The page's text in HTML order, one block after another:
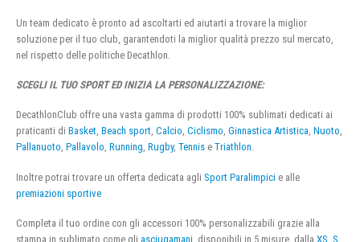
Un team dedicato è pronto ad ascoltarti ed aiutarti a trovare la miglior
soluzione per il tuo club, garantendoti la miglior qualità prezzo sul mercato,
nel rispetto delle politiche Decathlon.
SCEGLI IL TUO SPORT ED INIZIA LA PERSONALIZZAZIONE:
DecathlonClub offre una vasta gamma di prodotti 100% sublimati dedicati ai
praticanti di Basket, Beach sport, Calcio, Ciclismo, Ginnastica Artistica, Nuoto,
Pallanuoto, Pallavolo, Running, Rugby, Tennis e Triathlon.
Inoltre potrai trovare un offerta dedicata agli Sport Paralimpici e alle
premiazioni sportive
Completa il tuo ordine con gli accessori 100% personalizzabili grazie alla
stampa in sublimato come gli asciugamani , disponibili in 5 misure, dalla XS S